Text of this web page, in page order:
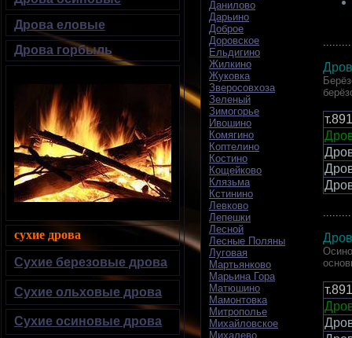
Данилово
Дарьино
Доброе
Доровское
Ельдигино
Жилкино
Жуковка
Зверосовхоза
Зеленый
Зимогорье
Ивошино
Комягино
Коптелино
Костино
Кощейково
Клязьма
Кстинино
Левково
Лепешки
Лесной
Лесные Поляны
Луговая
Мартьянково
Марьина Гора
Матюшино
Мамонтовка
Митрополье
Михайловское
Михалево
Дрова еловые
Дрова горбыль
сухие дрова
Сухие березовые дрова
Сухие ольховые дрова
Сухие осиновые дрова